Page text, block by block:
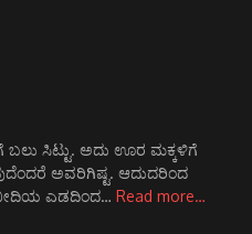
ಸಿಟ್ಟು. ಅದು ಊರ ಮಕ್ಕಳಿಗೆ
ಅವರಿಗಿಷ್ಟ. ಆದುದರಿಂದ
ಎಡದಿಂದ… Read more…